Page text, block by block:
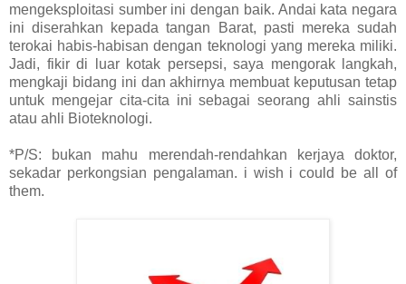
mengeksploitasi sumber ini dengan baik. Andai kata negara
ini diserahkan kepada tangan Barat, pasti mereka sudah
terokai habis-habisan dengan teknologi yang mereka miliki.
Jadi, fikir di luar kotak persepsi, saya mengorak langkah,
mengkaji bidang ini dan akhirnya membuat keputusan tetap
untuk mengejar cita-cita ini sebagai seorang ahli sainstis
atau ahli Bioteknologi.
*P/S: bukan mahu merendah-rendahkan kerjaya doktor,
sekadar perkongsian pengalaman. i wish i could be all of
them.